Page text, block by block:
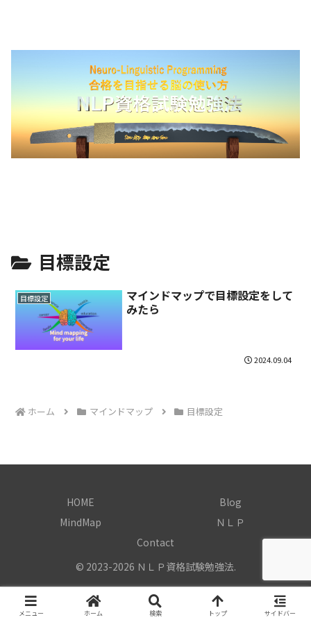
目標設定
目標設定
マインドマップで目標設定をして
みたら
2024.09.04
ホーム マインドマップ 目標設定
HOME
Blog
MindMap
ＮＬＰ
Contact
© 2023-2026 ＮＬＰ資格試験勉強法.
メニュー ホーム 検索 トップ サイドバー